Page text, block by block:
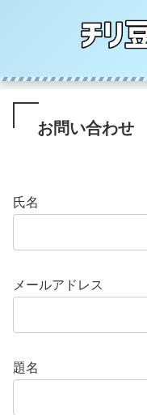
お問い合わせ
氏名
メールアドレス
題名